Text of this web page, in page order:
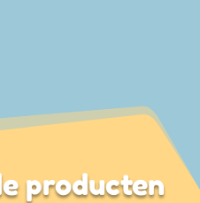
producten